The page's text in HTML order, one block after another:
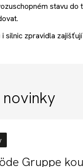
stavu do
silnic zpravidla
Gruppe